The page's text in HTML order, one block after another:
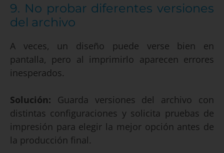
9. No probar diferentes versiones
del archivo
A veces, un diseño puede verse bien en
pantalla, pero al imprimirlo aparecen errores
inesperados.
Solución: Guarda versiones del archivo con
distintas configuraciones y solicita pruebas de
impresión para elegir la mejor opción antes de
la producción final.